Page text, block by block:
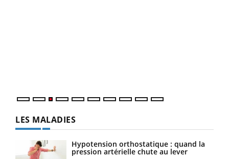
LES MALADIES
Hypotension orthostatique : quand la
pression artérielle chute au lever